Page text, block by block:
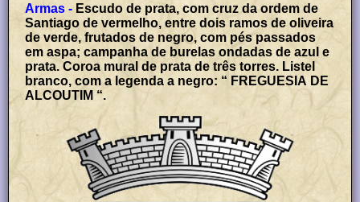
Armas - Escudo de prata, com cruz da ordem de
Santiago de vermelho, entre dois ramos de oliveira
de verde, frutados de negro, com pés passados
em aspa; campanha de burelas ondadas de azul e
prata. Coroa mural de prata de três torres. Listel
branco, com a legenda a negro: “ FREGUESIA DE
ALCOUTIM “.